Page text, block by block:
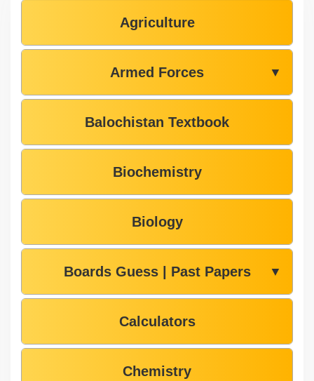
Agriculture
Armed Forces ▼
Balochistan Textbook
Biochemistry
Biology
Boards Guess | Past Papers ▼
Calculators
Chemistry